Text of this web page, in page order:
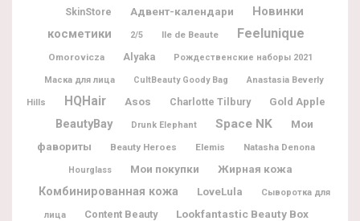
SkinStore Адвент-календари
Новинки
косметики
2/5 Ile de Beaute Feelunique
Omorovicza Alyaka Рождественские наборы 2021
Маска для лица CultBeauty Goody Bag Anastasia Beverly
Hills HQHair Asos Charlotte Tilbury Gold Apple
BeautyBay Drunk Elephant Space NK
Мои
фавориты
Beauty Heroes Elemis Natasha Denona
Hourglass Мои покупки
Жирная кожа
Комбинированная кожа
LoveLula Сыворотка для
лица Content Beauty
Lookfantastic Beauty Box